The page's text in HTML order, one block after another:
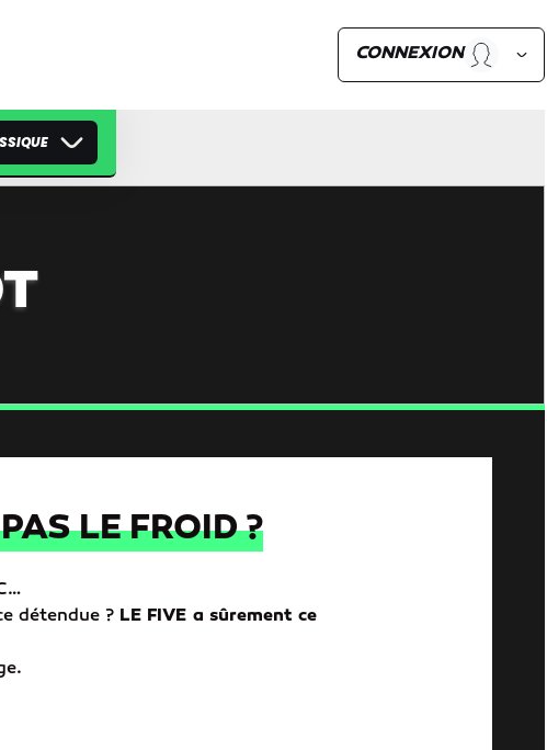
CONNEXION
LE FROID ?
détendue ? LE FIVE a sûrement ce